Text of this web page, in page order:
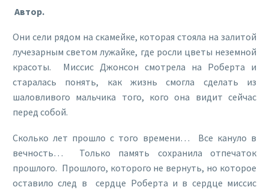
Автор.
Они сели рядом на скамейке, которая стояла на залитой
лучезарным светом лужайке, где росли цветы неземной
красоты. Миссис Джонсон смотрела на Роберта и
старалась понять, как жизнь смогла сделать из
шаловливого мальчика того, кого она видит сейчас
перед собой.
Сколько лет прошло с того времени… Все кануло в
вечность… Только память сохранила отпечаток
прошлого. Прошлого, которого не вернуть, но которое
оставило след в сердце Роберта и в сердце миссис